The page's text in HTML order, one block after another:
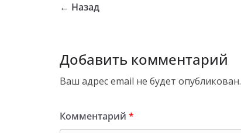
← Назад
Добавить комментарий
Ваш адрес email не будет опубликован.
Комментарий *